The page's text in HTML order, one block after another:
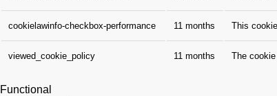
cookielawinfo-checkbox-performance 11 months This
viewed_cookie_policy 11 months The
Functional